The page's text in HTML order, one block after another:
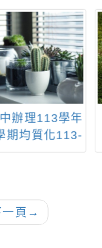
辦理113學年
期均質化113-
職教育「興」
頁 →